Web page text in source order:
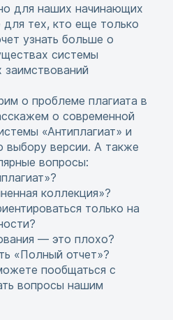
для наших начинающих
тех, кто еще только
узнать больше о
системы
о проблеме плагиата в
о современной
«Антиплагиат» и
версии. А также
вопросы:
коллекция»?
только на
— это плохо?
«Полный отчет»?
пообщаться с
вопросы нашим